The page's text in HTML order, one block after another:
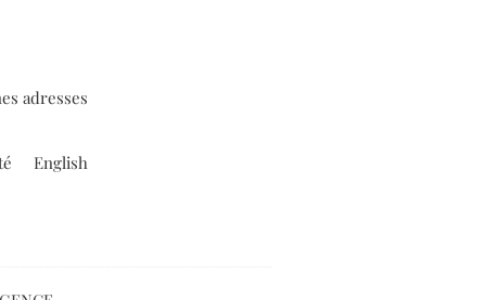
adresses
English